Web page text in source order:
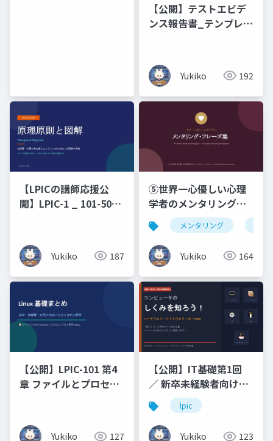
【公開】テストエビデ
ンス報告書_テンプレー
Yukiko 192
【LPICの講師応援公
開】LPIC-1 _ 101-500
ンジニアのための 7 日
間集中研修）コマンド
暗記ではなく、なぜそ
する編
Yukiko 187
⑤世界一心優しい心理
学者のメンタリング・
フレーズ集ビジネス編
× 恋人編 × 浄土真宗の
こころ _ Business ・
Romance ・ Words of
Buddhist
Compassion
メンタリング
Yukiko 164
【公開】LPIC-101 第4
章 ファイルとプロセス
Yukiko 127
【公開】IT基礎第1回
／ 新卒未経験者向けコ
ンピュータのしくみを
知ろう！ハードウェ
ア・ソフトウェア・
lpic
Yukiko 123